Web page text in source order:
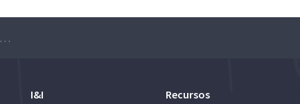
“Conversas sem Moderação” – Inteligência Artificial: evolução ou revolução, 19 abril no Salão Nobre
I&I Recursos